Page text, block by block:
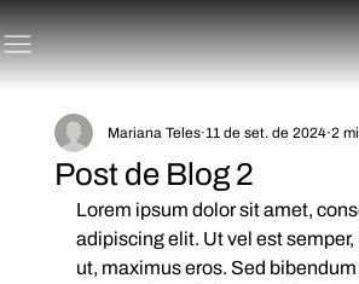
Post de Blog 2
Mariana Teles 11 de set. de 2024 2
Lorem ipsum dolor sit amet,
adipiscing elit. Ut vel est
ut, maximus eros. Sed